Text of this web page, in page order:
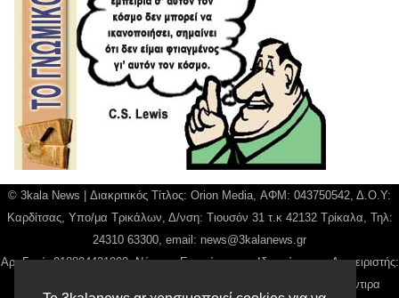
© 3kala News | Διακριτικός Τίτλος: Orion Media, ΑΦΜ: 043750542, Δ.Ο.Υ:
Καρδίτσας, Υπο/μα Τρικάλων, Δ/νση: Τιουσόν 31 τ.κ 42132 Τρίκαλα, Τηλ:
24310 63300, email: news@3kalanews.gr
Αρ. Γεμή: 018804431000, Νόμιμος Εκπρόσωπος, Ιδιοκτήτης και Διαχειριστής:
Παναγιώτης Φιλίππου, Διευθύντρια: Γιαννουσά Βασιλική, Διευθύντιρα